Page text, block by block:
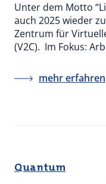
Unter dem Motto
auch 2025 wieder
Zentrum für
(V2C). Im Fokus:
mehr erfahren
Quantum